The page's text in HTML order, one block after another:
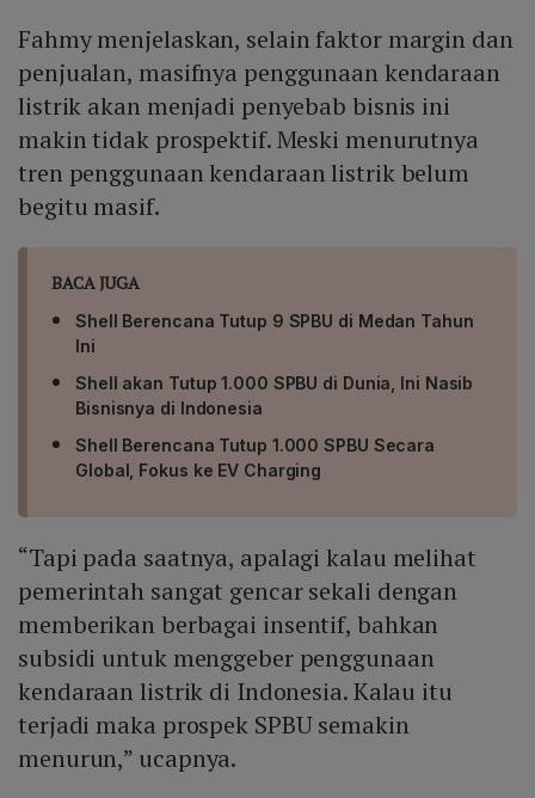
Fahmy menjelaskan, selain faktor margin dan
penjualan, masifnya penggunaan kendaraan
listrik akan menjadi penyebab bisnis ini
makin tidak prospektif. Meski menurutnya
tren penggunaan kendaraan listrik belum
begitu masif.
BACA JUGA
Shell Berencana Tutup 9 SPBU di Medan Tahun
Ini
Shell akan Tutup 1.000 SPBU di Dunia, Ini Nasib
Bisnisnya di Indonesia
Shell Berencana Tutup 1.000 SPBU Secara
Global, Fokus ke EV Charging
“Tapi pada saatnya, apalagi kalau melihat
pemerintah sangat gencar sekali dengan
memberikan berbagai insentif, bahkan
subsidi untuk menggeber penggunaan
kendaraan listrik di Indonesia. Kalau itu
terjadi maka prospek SPBU semakin
menurun,” ucapnya.